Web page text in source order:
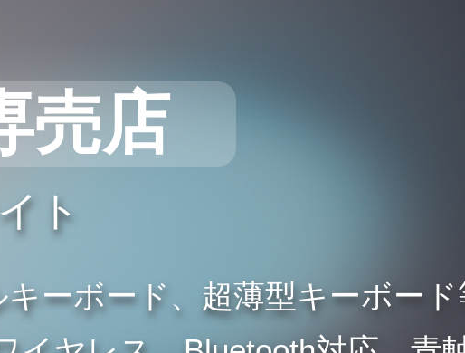
売店
ト
ーボード、超薄型キーボード